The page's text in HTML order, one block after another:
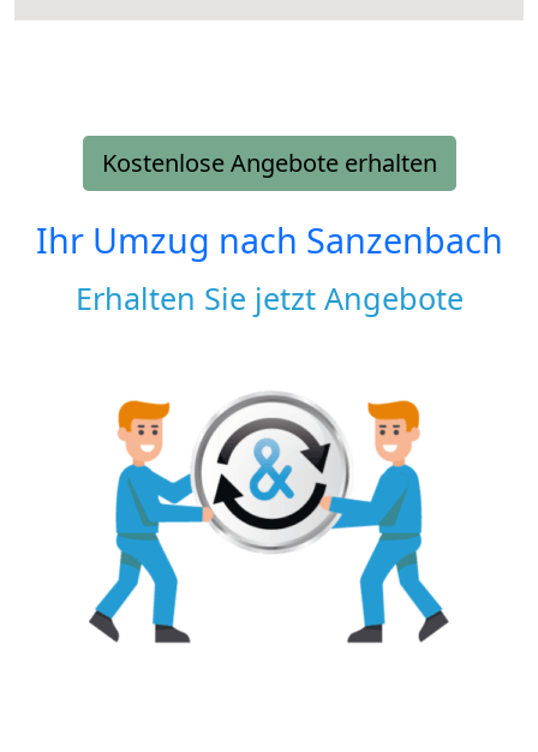
Kostenlose Angebote erhalten
Ihr Umzug nach Sanzenbach
Erhalten Sie jetzt Angebote